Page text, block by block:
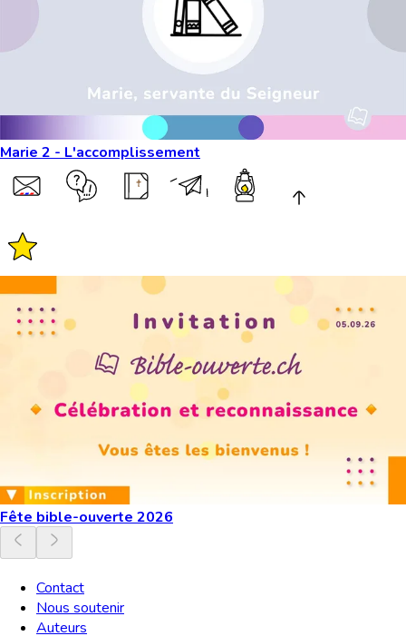
Marie 2 - L'accomplissement
Fête bible-ouverte 2026
Contact
Nous soutenir
Auteurs